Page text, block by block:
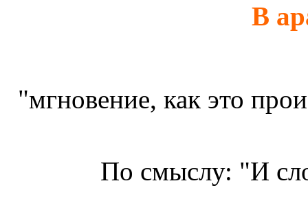
В
"мгновение, как это
По смыслу: "И